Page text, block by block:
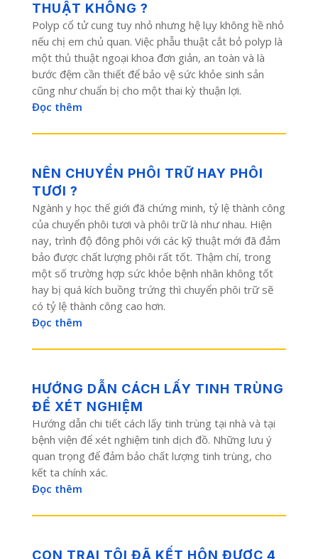
THUẬT KHÔNG ?
Polyp cổ tử cung tuy nhỏ nhưng hệ lụy không hề nhỏ
nếu chị em chủ quan. Việc phẫu thuật cắt bỏ polyp là
một thủ thuật ngoại khoa đơn giản, an toàn và là
bước đệm cần thiết để bảo vệ sức khỏe sinh sản
cũng như chuẩn bị cho một thai kỳ thuận lợi.
Đọc thêm
NÊN CHUYỂN PHÔI TRỮ HAY PHÔI
TƯƠI ?
Ngành y học thế giới đã chứng minh, tỷ lệ thành công
của chuyển phôi tươi và phôi trữ là như nhau. Hiện
nay, trình độ đông phôi với các kỹ thuật mới đã đảm
bảo được chất lượng phôi rất tốt. Thậm chí, trong
một số trường hợp sức khỏe bệnh nhân không tốt
hay bị quá kích buồng trứng thì chuyển phôi trữ sẽ
có tỷ lệ thành công cao hơn.
Đọc thêm
HƯỚNG DẪN CÁCH LẤY TINH TRÙNG
ĐỂ XÉT NGHIỆM
Hướng dẫn chi tiết cách lấy tinh trùng tại nhà và tại
bệnh viện để xét nghiệm tinh dịch đồ. Những lưu ý
quan trọng để đảm bảo chất lượng tinh trùng, cho
kết ta chính xác.
Đọc thêm
CON TRAI TÔI ĐÃ KẾT HÔN ĐƯỢC 4